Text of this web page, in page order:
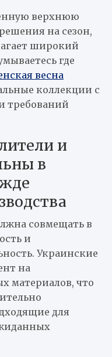
верхнюю
на сезон,
широкий
где
весна
коллекции с
требований
и
в
совмещать в
и
Украинские
на
материалов, что
для